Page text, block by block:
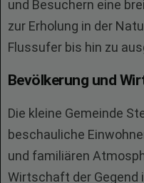
und Besuchern eine
zur Erholung in der
Flussufer bis hin zu
Bevölkerung und
Die kleine Gemeinde
beschauliche
und familiären
Wirtschaft der